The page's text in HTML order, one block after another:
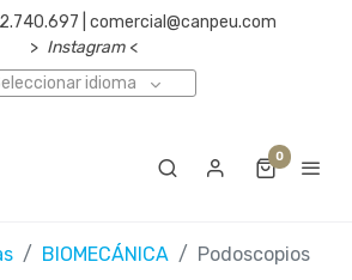
| comercial@canpeu.com
> Instagram <
idioma
0
BIOMECÁNICA Podoscopios